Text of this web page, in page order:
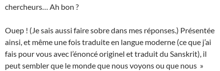
chercheurs… Ah bon ?
Ouep ! (Je sais aussi faire sobre dans mes réponses.) Présentée
ainsi, et même une fois traduite en langue moderne (ce que j’ai
fais pour vous avec l’énoncé originel et traduit du Sanskrit), il
peut sembler que le monde que nous voyons ou que nous »